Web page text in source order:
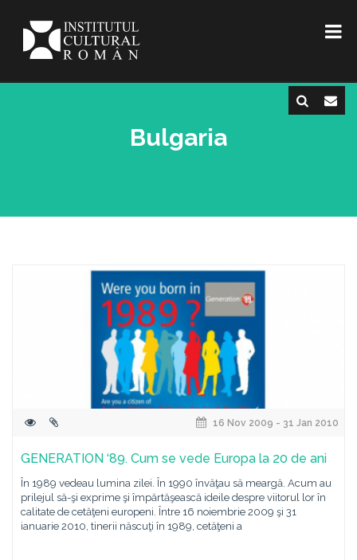
Bulgaria
16 Nov 2009 - 31 Jan 2010
GENERATION ‘89. Cum se vede Europa la 20 de ani
În 1989 vedeau lumina zilei. În 1990 învăţau să meargă. Acum au
prilejul să-şi exprime şi împărtăşească ideile despre viitorul lor în
calitate de cetăţeni europeni. Între 16 noiembrie 2009 şi 31
ianuarie 2010, tinerii născuţi în 1989, cetăţeni a